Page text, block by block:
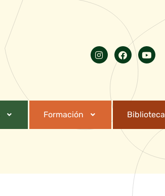
Formación Biblioteca